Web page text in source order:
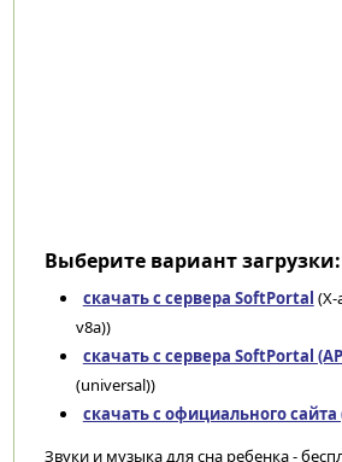
Выберите вариант загрузки:
скачать с сервера SoftPortal
v8a))
скачать с сервера SoftPortal
(universal))
скачать с официального сайта
Звуки и музыка для сна ребенка -